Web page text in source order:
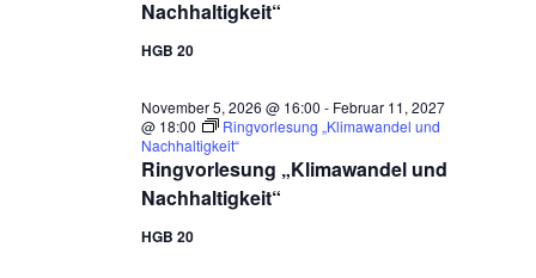
Nachhaltigkeit“
HGB 20
Ringvorlesung „Klimawandel und
Nachhaltigkeit“
November 5, 2026 @ 16:00 - Februar 11, 2027
@ 18:00
Ringvorlesung „Klimawandel und
Nachhaltigkeit“
HGB 20